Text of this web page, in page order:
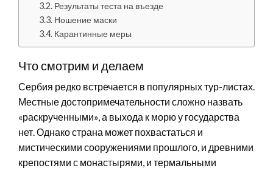
Результаты теста на въезде
Ношение маски
Карантинные меры
Что смотрим и делаем
Сербия редко встречается в популярных тур-листах.
Местные достопримечательности сложно назвать
«раскрученными», а выхода к морю у государства
нет. Однако страна может похвастаться и
мистическими сооружениями прошлого, и древними
крепостями с монастырями, и термальными